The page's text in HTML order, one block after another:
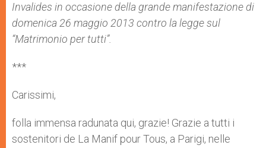
Invalides in occasione della grande manifestazione di
domenica 26 maggio 2013 contro la legge sul
“Matrimonio per tutti”.
***
Carissimi,
folla immensa radunata qui, grazie! Grazie a tutti i
sostenitori de La Manif pour Tous, a Parigi, nelle